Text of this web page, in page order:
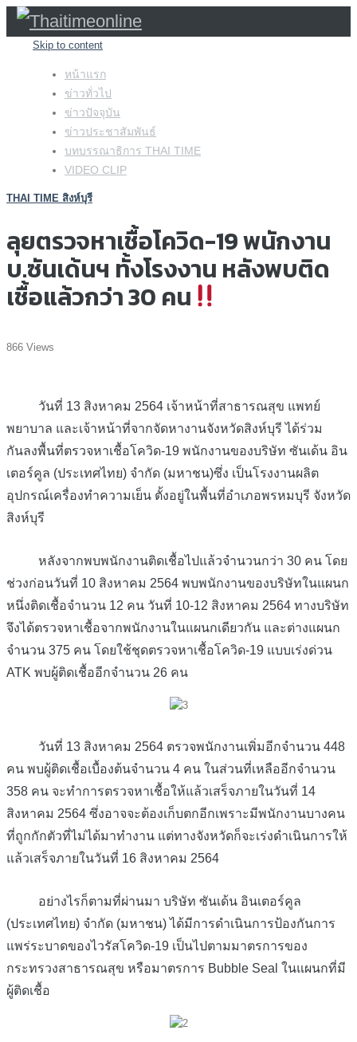
Skip to content
หน้าแรก
ข่าวทั่วไป
ข่าวปัจจุบัน
ข่าวประชาสัมพันธ์
บทบรรณาธิการ THAI TIME
VIDEO CLIP
THAI TIME สิงห์บุรี
ลุยตรวจหาเชื้อโควิด-19 พนักงาน
บ.ซันเด้นฯ ทั้งโรงงาน หลังพบติด
เชื้อแล้วกว่า 30 คน
866 Views
วันที่ 13 สิงหาคม 2564 เจ้าหน้าที่สาธารณสุข แพทย์
พยาบาล และเจ้าหน้าที่จากจัดหางานจังหวัดสิงห์บุรี ได้ร่วม
กันลงพื้นที่ตรวจหาเชื้อโควิด-19 พนักงานของบริษัท ซันเด้น อิน
เตอร์คูล (ประเทศไทย) จำกัด (มหาชน)ซึ่ง เป็นโรงงานผลิต
อุปกรณ์เครื่องทำความเย็น ตั้งอยู่ในพื้นที่อำเภอพรหมบุรี จังหวัด
สิงห์บุรี
หลังจากพบพนักงานติดเชื้อไปแล้วจำนวนกว่า 30 คน โดย
ช่วงก่อนวันที่ 10 สิงหาคม 2564 พบพนักงานของบริษัทในแผนก
หนึ่งติดเชื้อจำนวน 12 คน วันที่ 10-12 สิงหาคม 2564 ทางบริษัท
จึงได้ตรวจหาเชื้อจากพนักงานในแผนกเดียวกัน และต่างแผนก
จำนวน 375 คน โดยใช้ชุดตรวจหาเชื้อโควิด-19 แบบเร่งด่วน
ATK พบผู้ติดเชื้ออีกจำนวน 26 คน
วันที่ 13 สิงหาคม 2564 ตรวจพนักงานเพิ่มอีกจำนวน 448
คน พบผู้ติดเชื้อเบื้องต้นจำนวน 4 คน ในส่วนที่เหลืออีกจำนวน
358 คน จะทำการตรวจหาเชื้อให้แล้วเสร็จภายในวันที่ 14
สิงหาคม 2564 ซึ่งอาจจะต้องเก็บตกอีกเพราะมีพนักงานบางคน
ที่ถูกกักตัวที่ไม่ได้มาทำงาน แต่ทางจังหวัดก็จะเร่งดำเนินการให้
แล้วเสร็จภายในวันที่ 16 สิงหาคม 2564
อย่างไรก็ตามที่ผ่านมา บริษัท ซันเด้น อินเตอร์คูล
(ประเทศไทย) จำกัด (มหาชน) ได้มีการดำเนินการป้องกันการ
แพร่ระบาดของไวรัสโควิด-19 เป็นไปตามมาตรการของ
กระทรวงสาธารณสุข หรือมาตรการ Bubble Seal ในแผนกที่มี
ผู้ติดเชื้อ